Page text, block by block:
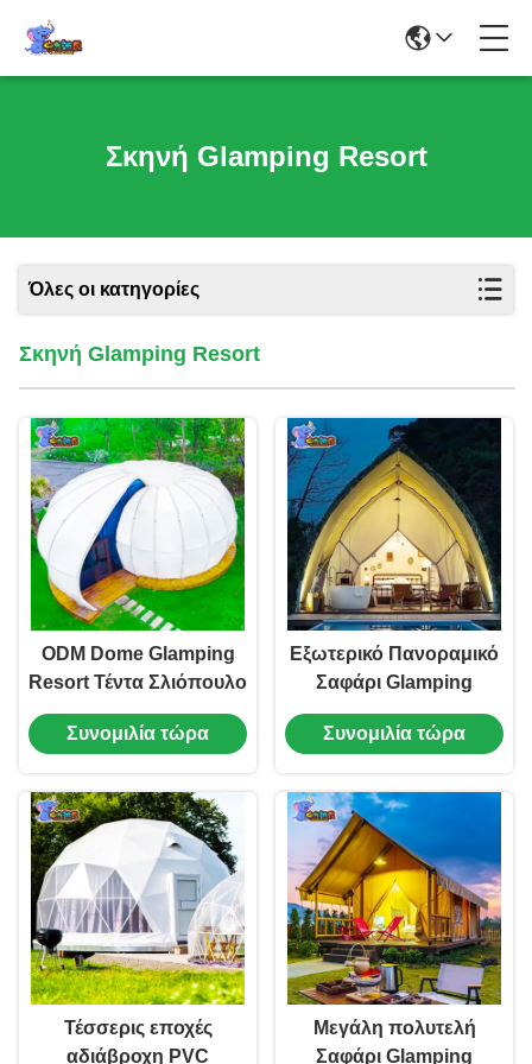
Σκηνή Glamping Resort
Όλες οι κατηγορίες
Σκηνή Glamping Resort
ODM Dome Glamping
Resort Τέντα Σλιόπουλο
Θάλασσας 6-8 άτομα
Για Ταξίδια
Συνομιλία τώρα
Εξωτερικό Πανοραμικό
Σαφάρι Glamping
Ξενοδοχείο Τέντα
Αδιάβροχο Αδιάβροχο
Συνομιλία τώρα
Τέσσερις εποχές
αδιάβροχη PVC
Μεγάλη πολυτελή
Σαφάρι Glamping